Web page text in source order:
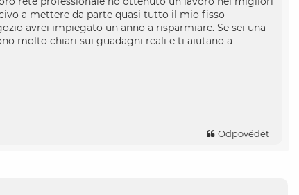
a mettere da parte quasi tutto il mio fisso
avrei impiegato un anno a risparmiare. Se sei una
molto chiari sui guadagni reali e ti aiutano a
Odpovědět